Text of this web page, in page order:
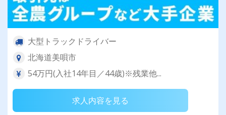
大型トラックドライバー
北海道美唄市
54万円(入社14年目／44歳)※残業他...
求人内容を見る